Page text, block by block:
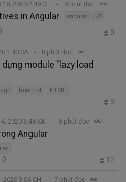
18, 2020 2:49 CH 8 phút đọc
in Angular angular JS
0
1:40 SA 8 phút đọc
module "lazy load
frontend HTML
3
2020 3:48 SA 8 phút đọc
Angular
0 12
2020 3:04 CH 7 phút đọc